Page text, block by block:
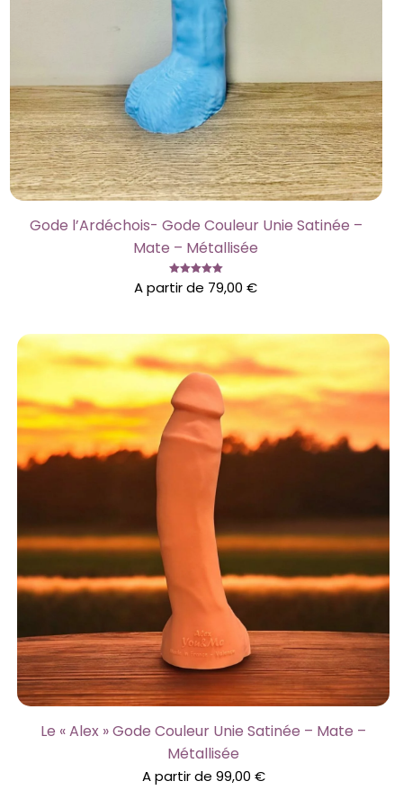
Gode l’Ardéchois- Gode Couleur Unie Satinée –
Mate – Métallisée
Note
5.00
A partir de 79,00€
Le « Alex » Gode Couleur Unie Satinée – Mate –
Métallisée
A partir de 99,00 €